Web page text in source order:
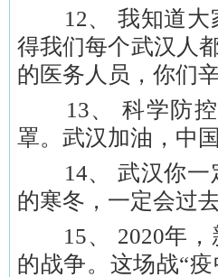
12、 我知道大
得我们每个武汉人
的医务人员，你们
13、 科学防控
罩。武汉加油，中
14、 武汉你一
的寒冬，一定会过
15、 2020年，
的战争。这场战“